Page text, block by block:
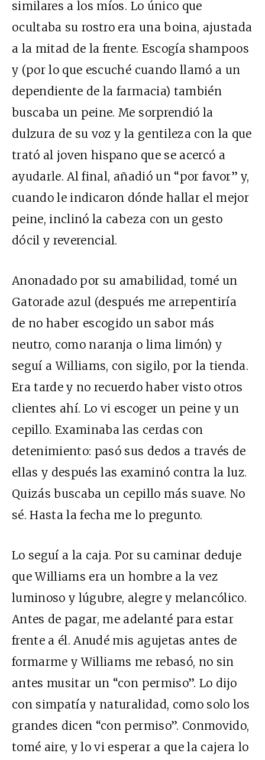
similares a los míos. Lo único que
ocultaba su rostro era una boina, ajustada
a la mitad de la frente. Escogía shampoos
y (por lo que escuché cuando llamó a un
dependiente de la farmacia) también
buscaba un peine. Me sorprendió la
dulzura de su voz y la gentileza con la que
trató al joven hispano que se acercó a
ayudarle. Al final, añadió un “por favor” y,
cuando le indicaron dónde hallar el mejor
peine, inclinó la cabeza con un gesto
dócil y reverencial.
Anonadado por su amabilidad, tomé un
Gatorade azul (después me arrepentiría
de no haber escogido un sabor más
neutro, como naranja o lima limón) y
seguí a Williams, con sigilo, por la tienda.
Era tarde y no recuerdo haber visto otros
clientes ahí. Lo vi escoger un peine y un
cepillo. Examinaba las cerdas con
detenimiento: pasó sus dedos a través de
ellas y después las examinó contra la luz.
Quizás buscaba un cepillo más suave. No
sé. Hasta la fecha me lo pregunto.
Lo seguí a la caja. Por su caminar deduje
que Williams era un hombre a la vez
luminoso y lúgubre, alegre y melancólico.
Antes de pagar, me adelanté para estar
frente a él. Anudé mis agujetas antes de
formarme y Williams me rebasó, no sin
antes musitar un “con permiso”. Lo dijo
con simpatía y naturalidad, como solo los
grandes dicen “con permiso”. Conmovido,
tomé aire, y lo vi esperar a que la cajera lo